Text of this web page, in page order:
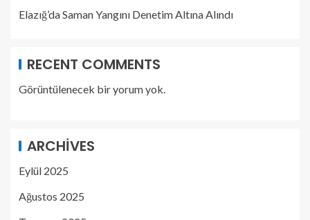
Elazığ’da Saman Yangını Denetim Altına Alındı
RECENT COMMENTS
Görüntülenecek bir yorum yok.
ARCHIVES
Eylül 2025
Ağustos 2025